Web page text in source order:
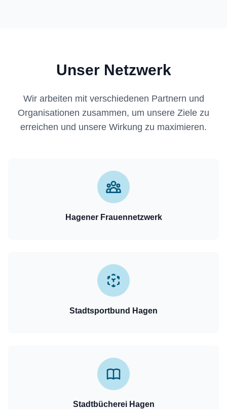
Unser Netzwerk
Wir arbeiten mit verschiedenen Partnern und
Organisationen zusammen, um unsere Ziele zu
erreichen und unsere Wirkung zu maximieren.
Hagener Frauennetzwerk
Stadtsportbund Hagen
Stadtbücherei Hagen